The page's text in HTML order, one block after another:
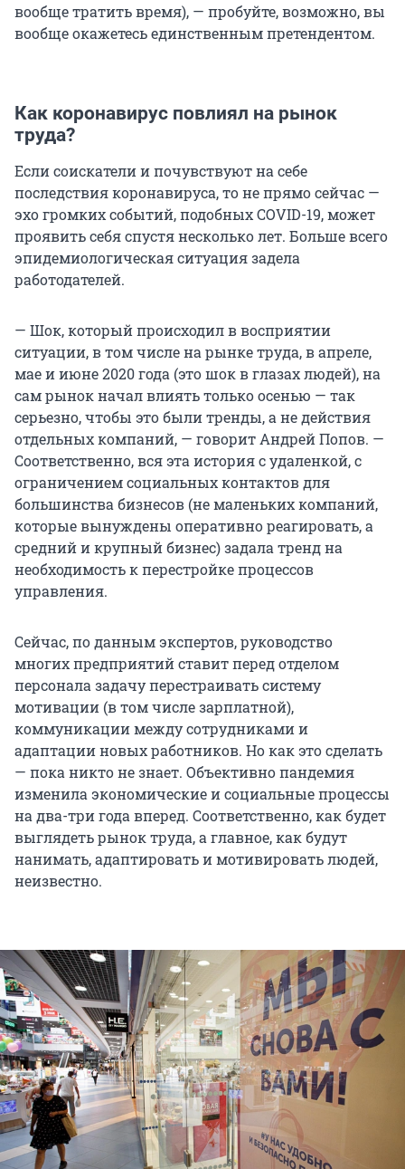
вообще тратить время), — пробуйте, возможно, вы
вообще окажетесь единственным претендентом.
Как коронавирус повлиял на рынок
труда?
Если соискатели и почувствуют на себе
последствия коронавируса, то не прямо сейчас —
эхо громких событий, подобных COVID-19, может
проявить себя спустя несколько лет. Больше всего
эпидемиологическая ситуация задела
работодателей.
— Шок, который происходил в восприятии
ситуации, в том числе на рынке труда, в апреле,
мае и июне 2020 года (это шок в глазах людей), на
сам рынок начал влиять только осенью — так
серьезно, чтобы это были тренды, а не действия
отдельных компаний, — говорит Андрей Попов. —
Соответственно, вся эта история с удаленкой, с
ограничением социальных контактов для
большинства бизнесов (не маленьких компаний,
которые вынуждены оперативно реагировать, а
средний и крупный бизнес) задала тренд на
необходимость к перестройке процессов
управления.
Сейчас, по данным экспертов, руководство
многих предприятий ставит перед отделом
персонала задачу перестраивать систему
мотивации (в том числе зарплатной),
коммуникации между сотрудниками и
адаптации новых работников. Но как это сделать
— пока никто не знает. Объективно пандемия
изменила экономические и социальные процессы
на два-три года вперед. Соответственно, как будет
выглядеть рынок труда, а главное, как будут
нанимать, адаптировать и мотивировать людей,
неизвестно.